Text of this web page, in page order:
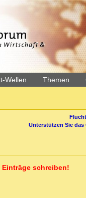
Wellen Themen
Unterstützen Sie das
schreiben!